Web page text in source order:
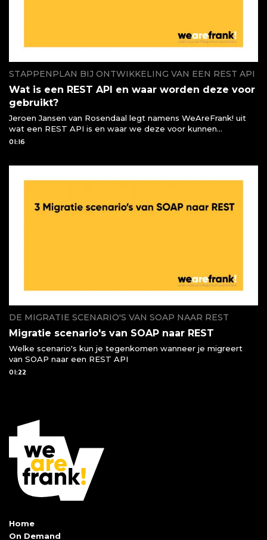
STAPPENPLAN BIJ ONTWIKKELING VAN EEN REST API
Wat is een REST API en waar worden deze voor
gebruikt?
Jeroen Jansen van Rosendaal legt namens WeAreFrank! uit
wat een REST API is en waar we deze voor kunnen
gebruiken of moeten gebruiken
01:16
DE MIGRATIE SCENARIO'S VAN SOAP NAAR REST
Migratie scenario's van SOAP naar REST
Welke scenario's kun je tegenkomen wanneer je migreert
van SOAP naar een REST API
01:22
Home
On Demand